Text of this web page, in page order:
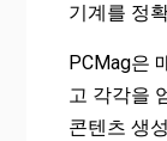
기계를 정
PCMag은
고 각각을
콘텐츠 생